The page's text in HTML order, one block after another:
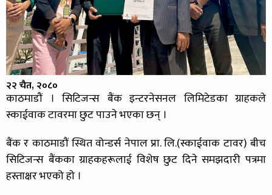
२२ चैत, २०८०
काठमाडौं । सिटिजन्स बैंक इन्टरनेसनल लिमिटेडका ग्राहकले
स्काईवाक टावरमा छुट पाउने भएका छन् ।
बैंक र काठमाडौं स्थित वोन्डर्स नेपाल प्रा. लि.(स्काईवाक टावर) बीच
सिटिजन्स बैंकका ग्राहकहरूलाई विशेष छुट दिने समझदारी पत्रमा
हस्ताक्षर भएको हाे ।